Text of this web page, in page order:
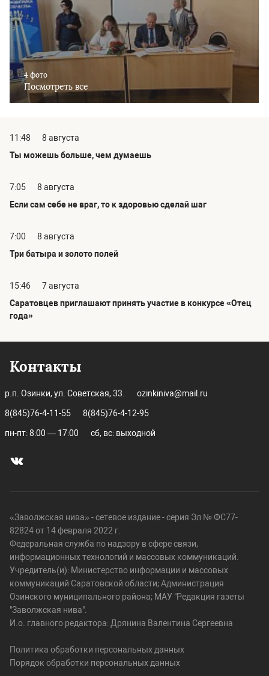
4 фото
Посмотреть все
11:48
8 августа
Ты можешь больше, чем думаешь
7:05
8 августа
Если сам себе не враг, то к здоровью сделай шаг
7:00
8 августа
Три батыра и золото полей
15:46
7 августа
Саратовцев приглашают принять участие в конкурсе «Отец
года»
Контакты
р.п. Озинки, ул. Советская, 33. ozinkiniva@mail.ru
8(845)76-4-11-55 8(845)76-4-12-95
пн-пт: 8:00 — 17:00 сб, вс: выходной
«Заволжская нива» - сетевое издание - серия Эл № ФС77-
82824 от 14 февраля 2022 г.
Федеральная служба по надзору в сфере связи,
информационных технологий и массовых коммуникаций.
Учредитель(и): Министерство информации и массовых
коммуникаций Саратовской области; Администрация
Озинского муниципального района; МАУ "Редакция газеты
"Заволжская нива".
И.о. главного редактора: Дрянина Валентина Сергеевна
Политика обработки персональных данных
Порядок обработки персональных данных